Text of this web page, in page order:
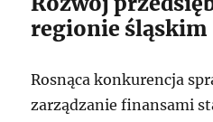
regionie śląskim
Rosnąca konkurencja
zarządzanie finansami